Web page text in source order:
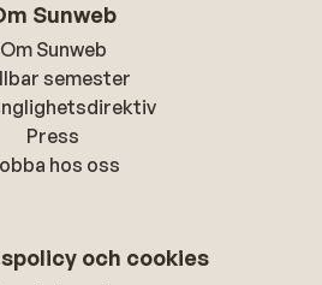
Sunweb
Om Sunweb
semester
Press
hos oss
och cookies